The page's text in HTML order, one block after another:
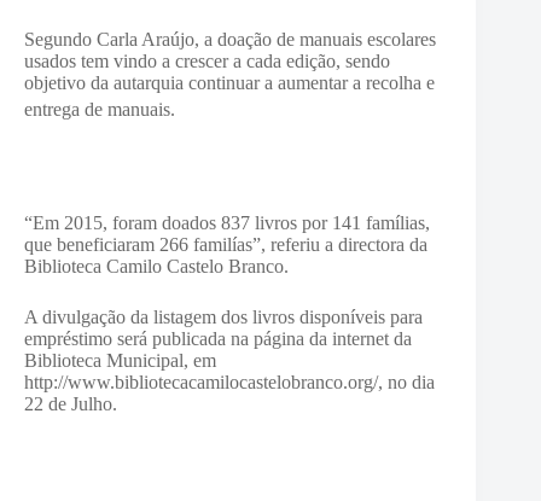
Segundo Carla Araújo, a doação de manuais escolares
usados tem vindo a crescer a cada edição, sendo
objetivo da autarquia continuar a aumentar a recolha e
entrega de manuais.
“Em 2015, foram doados 837 livros por 141 famílias,
que beneficiaram 266 familías”, referiu a directora da
Biblioteca Camilo Castelo Branco.
A divulgação da listagem dos livros disponíveis para
empréstimo será publicada na página da internet da
Biblioteca Municipal, em
http://www.bibliotecacamilocastelobranco.org/, no dia
22 de Julho.